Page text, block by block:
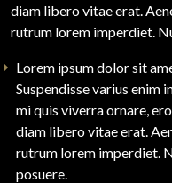
diam libero vitae erat.
rutrum lorem imperdiet.
Lorem ipsum dolor sit
Suspendisse varius enim
mi quis viverra ornare,
diam libero vitae erat.
rutrum lorem imperdiet.
posuere.